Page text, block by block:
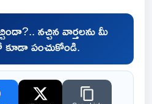
నచ్చిన వార్తలను మీ
కూడా పంచుకోండి.